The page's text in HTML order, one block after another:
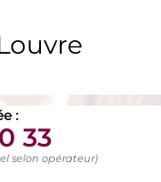
:
33
selon opérateur)